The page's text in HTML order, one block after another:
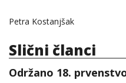
Petra Kostanjšak
Slični članci
Održano 18.